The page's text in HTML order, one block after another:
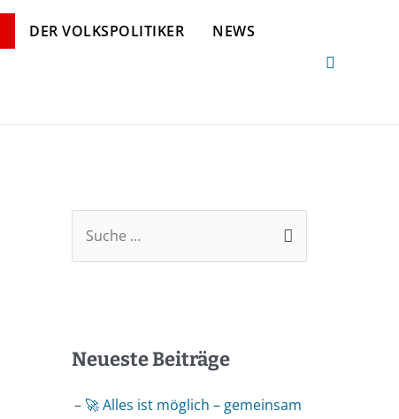
DER VOLKSPOLITIKER NEWS
Neueste Beiträge
🚀 Alles ist möglich – gemeinsam